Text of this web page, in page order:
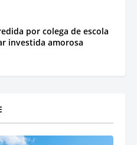
por colega de escola
investida amorosa